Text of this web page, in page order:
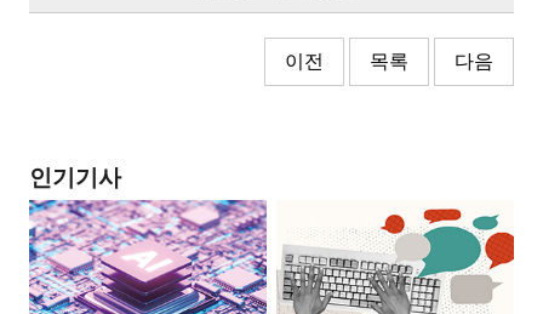
이전 목록 다음
인기기사